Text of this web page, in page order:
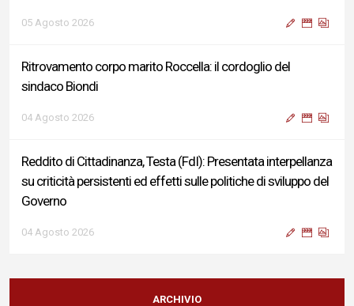
05 Agosto 2026
Ritrovamento corpo marito Roccella: il cordoglio del
sindaco Biondi
04 Agosto 2026
Reddito di Cittadinanza, Testa (FdI): Presentata interpellanza
su criticità persistenti ed effetti sulle politiche di sviluppo del
Governo
04 Agosto 2026
Sigismondi, Liris e Testa: “Profondo cordoglio e vicinanza al
Ministro Roccella e alla sua famiglia”
ARCHIVIO